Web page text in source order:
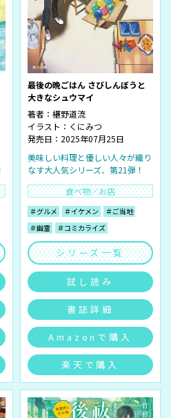
最後の晩ごはん さびしんぼうと
大きなシュウマイ
著者： 椹野道流
イラスト： くにみつ
発売日：2025年07月25日
美味しい料理と優しい人々が織り
なす大人気シリーズ、第21弾！
食べ物／お店
＃グルメ ＃イケメン
＃ご当地
＃幽霊
＃コミカライズ
シリーズ一覧
試し読み
書誌詳細
Amazonで購入
楽天で購入